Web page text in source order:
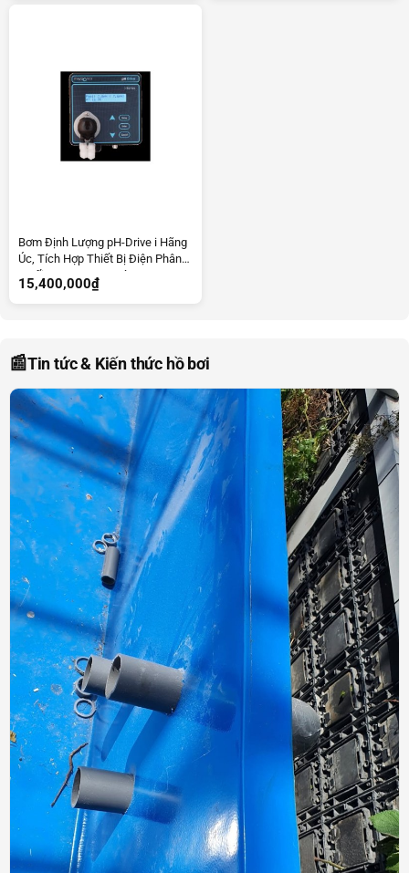
Bơm Định Lượng pH-Drive i Hãng
Úc, Tích Hợp Thiết Bị Điện Phân
Muối, Lưu Lượng 5 Lít/H
15,400,000₫
📰Tin tức & Kiến thức hồ bơi